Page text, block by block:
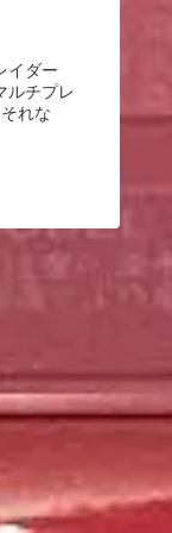
イダー
ルチプレ
れな